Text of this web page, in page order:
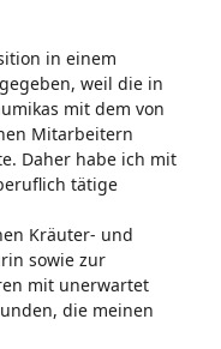
in einem
weil die in
mit dem von
Mitarbeitern
Daher habe ich mit
tätige
Kräuter- und
sowie zur
mit unerwartet
die meinen